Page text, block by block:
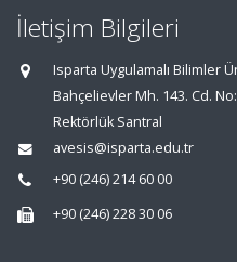
İletişim Bilgileri
Isparta Uygulamalı Bilimler
Bahçelievler Mh. 143. Cd.
Rektörlük Santral
avesis@isparta.edu.tr
+90 (246) 214 60 00
+90 (246) 228 30 06